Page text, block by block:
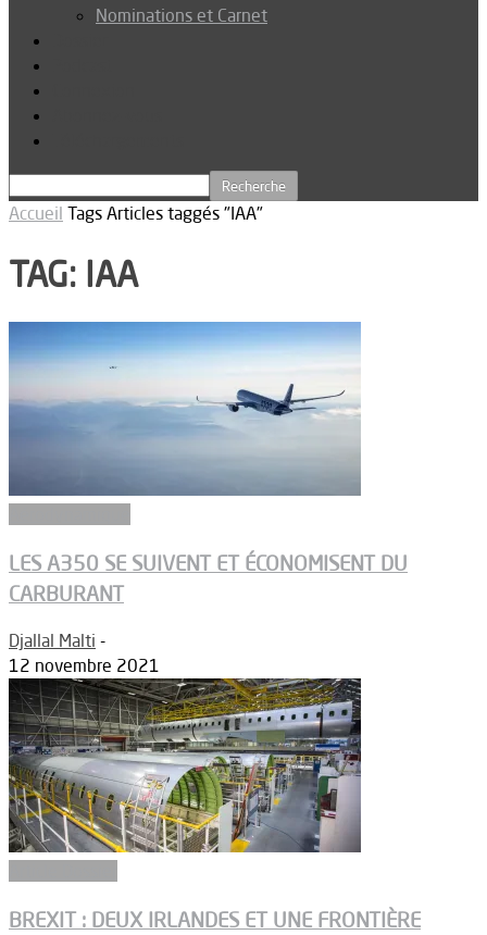
Nominations et Carnet
Accueil Tags Articles taggés "IAA"
TAG: IAA
LES A350 SE SUIVENT ET ÉCONOMISENT DU
CARBURANT
Djallal Malti -
12 novembre 2021
BREXIT : DEUX IRLANDES ET UNE FRONTIÈRE